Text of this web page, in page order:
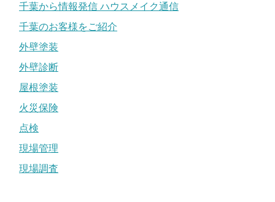
千葉から情報発信 ハウスメイク通信
千葉のお客様をご紹介
外壁塗装
外壁診断
屋根塗装
火災保険
点検
現場管理
現場調査